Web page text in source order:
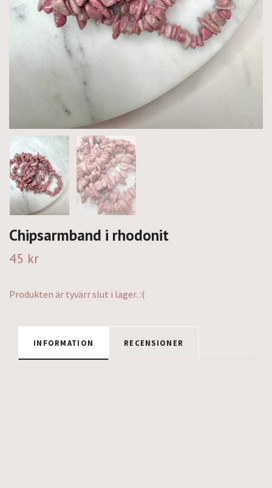
Chipsarmband i rhodonit
45 kr
Produkten är tyvärr slut i lager. :(
INFORMATION RECENSIONER